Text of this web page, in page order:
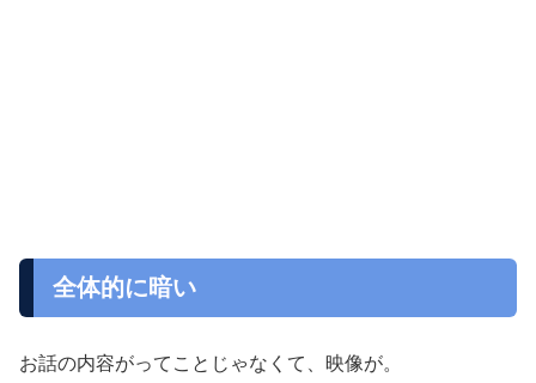
全体的に暗い
お話の内容がってことじゃなくて、映像が。